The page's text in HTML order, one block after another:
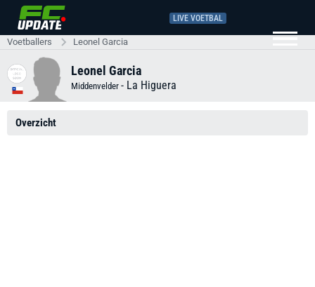
LIVE VOETBAL
Voetballers Leonel Garcia
Leonel Garcia
Middenvelder - La Higuera
Overzicht